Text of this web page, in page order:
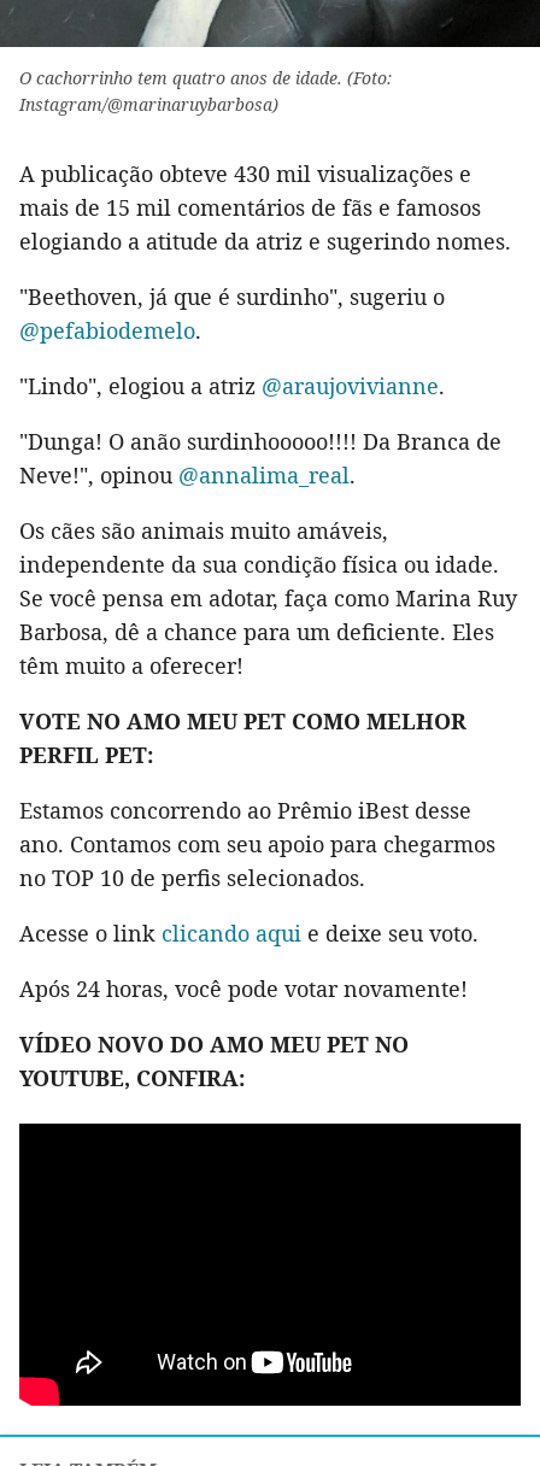
O cachorrinho tem quatro anos de idade. (Foto:
Instagram/@marinaruybarbosa)
A publicação obteve 430 mil visualizações e
mais de 15 mil comentários de fãs e famosos
elogiando a atitude da atriz e sugerindo nomes.
"Beethoven, já que é surdinho", sugeriu o
@pefabiodemelo.
"Lindo", elogiou a atriz @araujovivianne.
"Dunga! O anão surdinhooooo!!!! Da Branca de
Neve!", opinou @annalima_real.
Os cães são animais muito amáveis,
independente da sua condição física ou idade.
Se você pensa em adotar, faça como Marina Ruy
Barbosa, dê a chance para um deficiente. Eles
têm muito a oferecer!
VOTE NO AMO MEU PET COMO MELHOR
PERFIL PET:
Estamos concorrendo ao Prêmio iBest desse
ano. Contamos com seu apoio para chegarmos
no TOP 10 de perfis selecionados.
Acesse o link clicando aqui e deixe seu voto.
Após 24 horas, você pode votar novamente!
VÍDEO NOVO DO AMO MEU PET NO
YOUTUBE, CONFIRA: